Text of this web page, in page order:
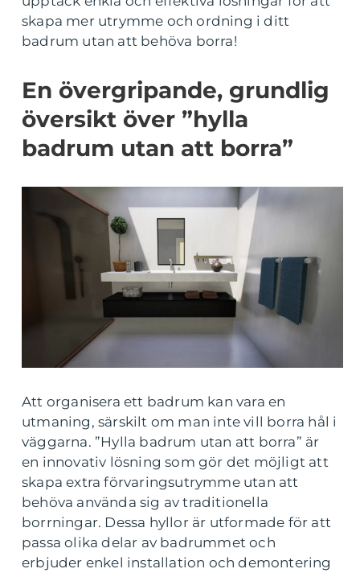
skapa mer utrymme och ordning i ditt
badrum utan att behöva borra!
En övergripande, grundlig
översikt över ”hylla
badrum utan att borra”
Att organisera ett badrum kan vara en
utmaning, särskilt om man inte vill borra hål i
väggarna. ”Hylla badrum utan att borra” är
en innovativ lösning som gör det möjligt att
skapa extra förvaringsutrymme utan att
behöva använda sig av traditionella
borrningar. Dessa hyllor är utformade för att
passa olika delar av badrummet och
erbjuder enkel installation och demontering